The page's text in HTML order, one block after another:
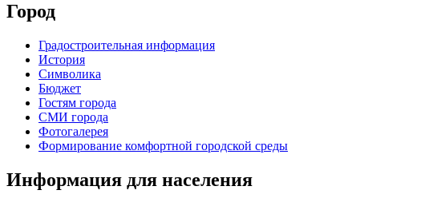
Город
Градостроительная информация
История
Символика
Бюджет
Гостям города
СМИ города
Фотогалерея
Формирование комфортной городской среды
Информация для населения